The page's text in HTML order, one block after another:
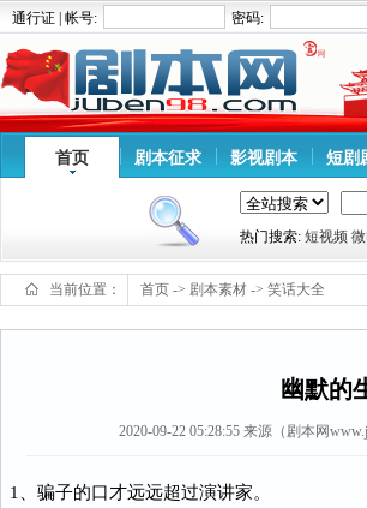
通行证 | 帐号: 密码:
首页 剧本征求 影视剧本 短剧
热门搜索: 短视频
当前位置： 首页 -> 剧本素材 -> 笑话大全
幽默的
2020-09-22 05:28:55 来源（剧本网
1、骗子的口才远远超过演讲家。